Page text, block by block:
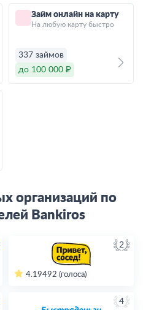
Займ онлайн на карту
На любую карту быстро
337 займов
до 100 000 ₽
организаций по
Bankiros
2
4.19492 (голоса)
4